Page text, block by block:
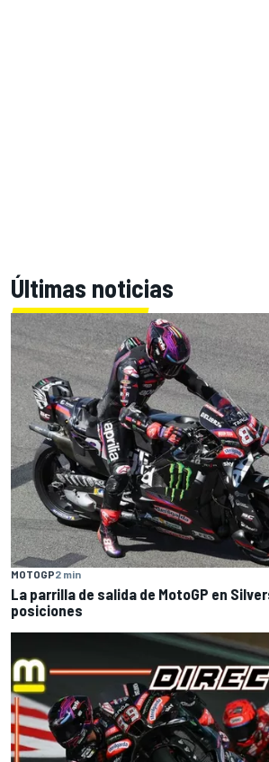
Últimas noticias
MOTOGP2 min
La parrilla de salida de MotoGP en
posiciones